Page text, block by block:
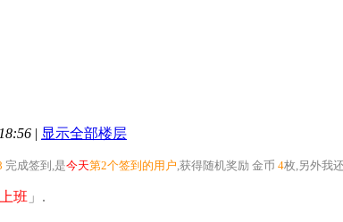
| 显示全部楼层
完成签到,是今天第2个签到的用户 ,获得随机奖励 金币 4枚 ,另外我
班 」.